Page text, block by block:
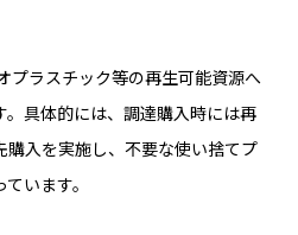
プラスチック等の再生可能資源へ
。具体的には、調達購入時には再
購入を実施し、不要な使い捨てプ
います。